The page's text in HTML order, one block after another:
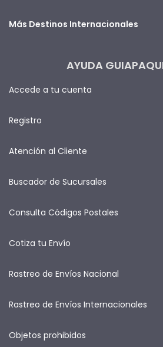
Más Destinos Internacionales
AYUDA
Accede a tu cuenta
Registro
Atención al Cliente
Buscador de Sucursales
Consulta Códigos Postales
Cotiza tu Envío
Rastreo de Envíos Nacional
Rastreo de Envíos Internacionales
Objetos prohibidos